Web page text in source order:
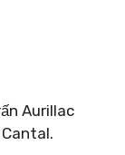
Aurillac